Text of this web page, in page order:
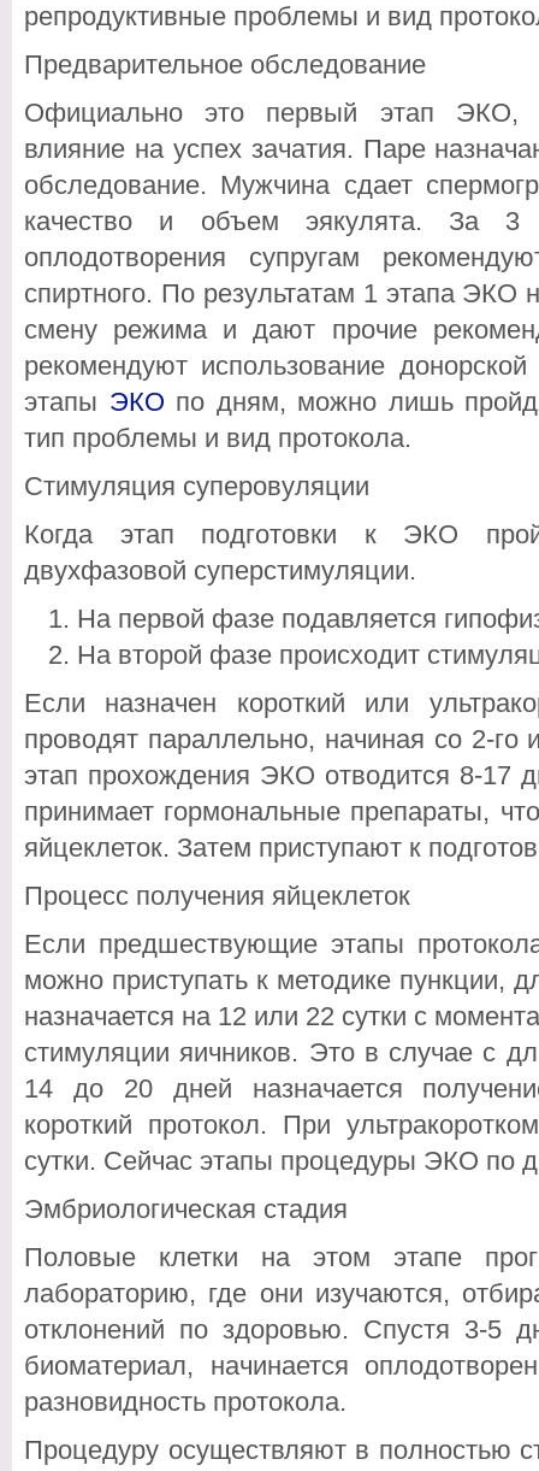
репродуктивные проблемы и вид
Предварительное обследование
Официально это первый этап ЭКО,
влияние на успех зачатия. Паре
обследование. Мужчина сдает
качество и объем эякулята. За 3
оплодотворения супругам
спиртного. По результатам 1 этапа ЭКО
смену режима и дают прочие
рекомендуют использование
этапы ЭКО по дням, можно лишь
тип проблемы и вид протокола.
Стимуляция суперовуляции
Когда этап подготовки к ЭКО
двухфазовой суперстимуляции.
На первой фазе подавляется
На второй фазе происходит
Если назначен короткий или
проводят параллельно, начиная со 2-
этап прохождения ЭКО отводится 8-17
принимает гормональные препараты,
яйцеклеток. Затем приступают к
Процесс получения яйцеклеток
Если предшествующие этапы
можно приступать к методике пункции,
назначается на 12 или 22 сутки с
стимуляции яичников. Это в случае с
14 до 20 дней назначается
короткий протокол. При
сутки. Сейчас этапы процедуры ЭКО по
Эмбриологическая стадия
Половые клетки на этом этапе
лабораторию, где они изучаются,
отклонений по здоровью. Спустя 3-5
биоматериал, начинается
разновидность протокола.
Процедуру осуществляют в полностью